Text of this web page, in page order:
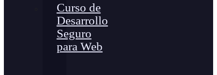
Curso de
Desarrollo
Seguro
para Web